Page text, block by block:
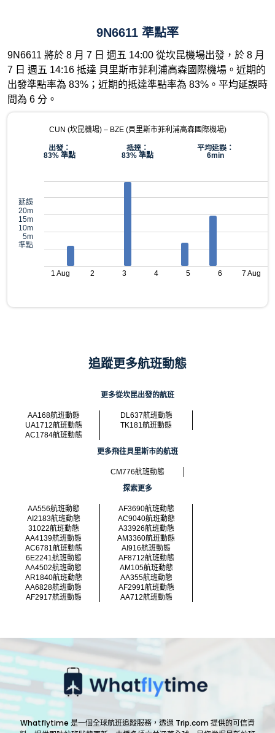
9N6611 準點率
9N6611 將於 8 月 7 日 週五 14:00 從坎昆機場出發，於 8 月
7 日 週五 14:16 抵達 貝里斯市菲利浦高森國際機場。近期的
出發準點率為 83%；近期的抵達準點率為 83%。平均延誤時
間為 6 分。
CUN (坎昆機場) – BZE (貝里斯市菲利浦高森國際機場)
出發：
83% 準點
抵達：
83% 準點
平均延誤：
6min
延誤
20m
15m
10m
5m
準點
1 Aug 2 3 4 5 6 7 Aug
追蹤更多航班動態
更多從坎昆出發的航班
AA168航班動態
DL637航班動態
UA1712航班動態
TK181航班動態
AC1784航班動態
更多飛往貝里斯市的航班
CM776航班動態
探索更多
AA556航班動態
AF3690航班動態
AI2183航班動態
AC9040航班動態
31022航班動態
A33926航班動態
AA4139航班動態
AM3360航班動態
AC6781航班動態
AI916航班動態
6E2241航班動態
AF8712航班動態
AA4502航班動態
AM105航班動態
AR1840航班動態
AA355航班動態
AA6828航班動態
AF2991航班動態
AF2917航班動態
AA712航班動態
Whatflytime 是一個全球航班追蹤服務，透過 Trip.com 提供的可信資